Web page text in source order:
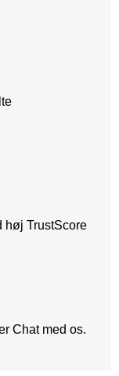
høj TrustScore
Chat med os.